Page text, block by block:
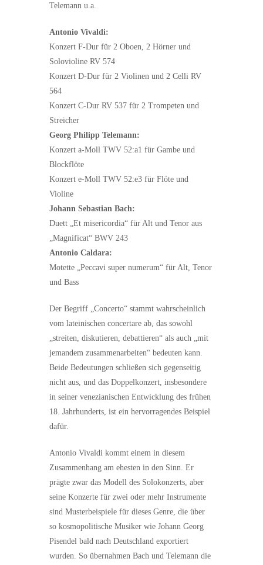
Telemann u.a.
Antonio Vivaldi:
Konzert F-Dur für 2 Oboen, 2 Hörner und
Solovioline RV 574
Konzert D-Dur für 2 Violinen und 2 Celli RV
564
Konzert C-Dur RV 537 für 2 Trompeten und
Streicher
Georg Philipp Telemann:
Konzert a-Moll TWV 52:a1 für Gambe und
Blockflöte
Konzert e-Moll TWV 52:e3 für Flöte und
Violine
Johann Sebastian Bach:
Duett „Et misericordia“ für Alt und Tenor aus
„Magnificat“ BWV 243
Antonio Caldara:
Motette „Peccavi super numerum“ für Alt, Tenor
und Bass
Der Begriff „Concerto“ stammt wahrscheinlich
vom lateinischen concertare ab, das sowohl
„streiten, diskutieren, debattieren“ als auch „mit
jemandem zusammenarbeiten“ bedeuten kann.
Beide Bedeutungen schließen sich gegenseitig
nicht aus, und das Doppelkonzert, insbesondere
in seiner venezianischen Entwicklung des frühen
18. Jahrhunderts, ist ein hervorragendes Beispiel
dafür.
Antonio Vivaldi kommt einem in diesem
Zusammenhang am ehesten in den Sinn. Er
prägte zwar das Modell des Solokonzerts, aber
seine Konzerte für zwei oder mehr Instrumente
sind Musterbeispiele für dieses Genre, die über
so kosmopolitische Musiker wie Johann Georg
Pisendel bald nach Deutschland exportiert
wurden. So übernahmen Bach und Telemann die